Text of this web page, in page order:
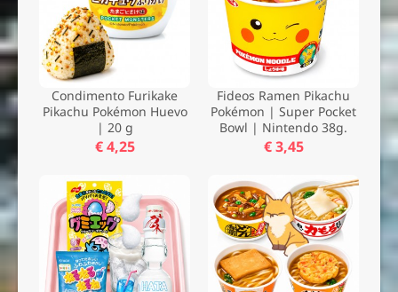
Condimento Furikake
Pikachu Pokémon Huevo
| 20 g
€ 4,25
Fideos Ramen Pikachu
Pokémon | Super Pocket
Bowl | Nintendo 38g.
€ 3,45